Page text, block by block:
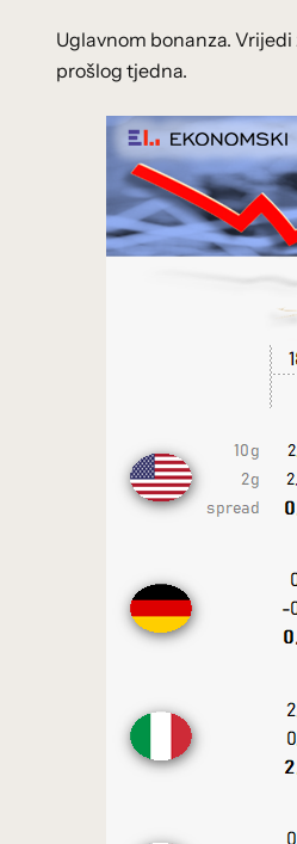
Uglavnom bonanza.
prošlog tjedna.